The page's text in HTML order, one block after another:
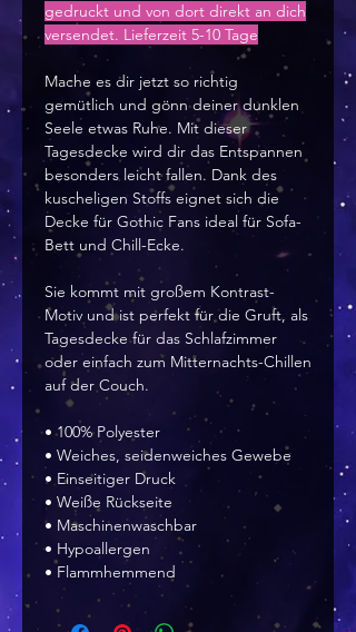
gedruckt und von dort direkt an dich
versendet. Lieferzeit 5-10 Tage
Mache es dir jetzt so richtig
gemütlich und gönn deiner dunklen
Seele etwas Ruhe. Mit dieser
Tagesdecke wird dir das Entspannen
besonders leicht fallen. Dank des
kuscheligen Stoffs eignet sich die
Decke für Gothic Fans ideal für Sofa-
Bett und Chill-Ecke.
Sie kommt mit großem Kontrast-
Motiv und ist perfekt für die Gruft, als
Tagesdecke für das Schlafzimmer
oder einfach zum Mitternachts-Chillen
auf der Couch.
• 100% Polyester
• Weiches, seidenweiches Gewebe
• Einseitiger Druck
• Weiße Rückseite
• Maschinenwaschbar
• Hypoallergen
• Flammhemmend